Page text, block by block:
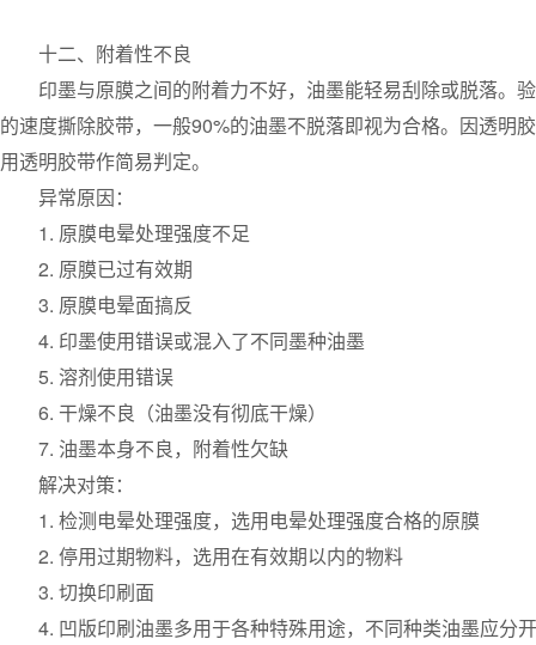
十二、附着性不良
印墨与原膜之间的附着力不好，油墨能轻易刮除或脱落。
的速度撕除胶带，一般90%的油墨不脱落即视为合格。因透明
用透明胶带作简易判定。
异常原因：
1. 原膜电晕处理强度不足
2. 原膜已过有效期
3. 原膜电晕面搞反
4. 印墨使用错误或混入了不同墨种油墨
5. 溶剂使用错误
6. 干燥不良（油墨没有彻底干燥）
7. 油墨本身不良，附着性欠缺
解决对策：
1. 检测电晕处理强度，选用电晕处理强度合格的原膜
2. 停用过期物料，选用在有效期以内的物料
3. 切换印刷面
4. 凹版印刷油墨多用于各种特殊用途，不同种类油墨应分